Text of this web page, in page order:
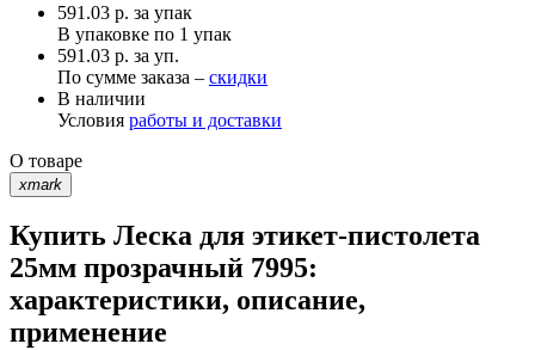
591.03 р. за упак
В упаковке по 1 упак
591.03 р. за уп.
По сумме заказа – скидки
В наличии
Условия работы и доставки
О товаре
xmark
Купить Леска для этикет-пистолета
25мм прозрачный 7995:
характеристики, описание,
применение